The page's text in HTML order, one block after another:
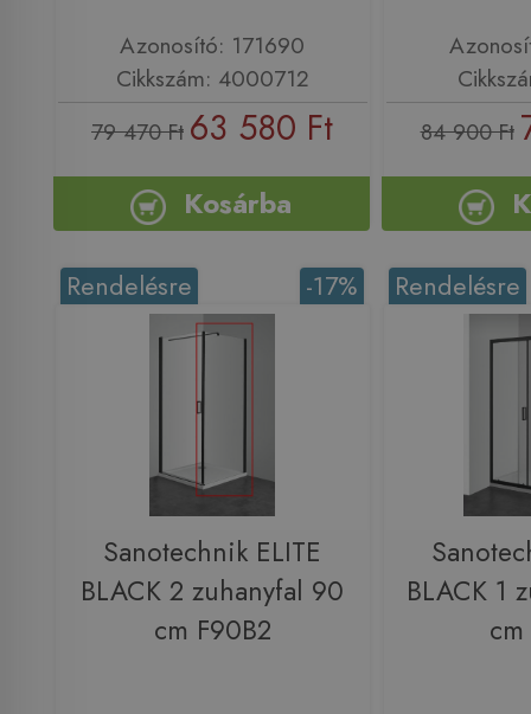
Azonosító: 171690
Cikkszám: 4000712
79 470 Ft 63 580 Ft
Kosárba
84 900 Ft
-17%
Rendelésre
Sanotechnik ELITE
BLACK 2 zuhanyfal 90
cm F90B2
Rendelésre
BLACK 1